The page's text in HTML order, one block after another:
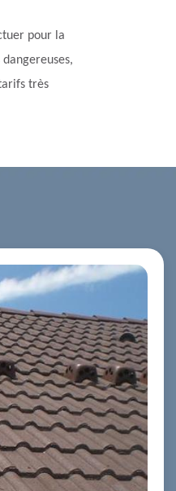
pour la
très